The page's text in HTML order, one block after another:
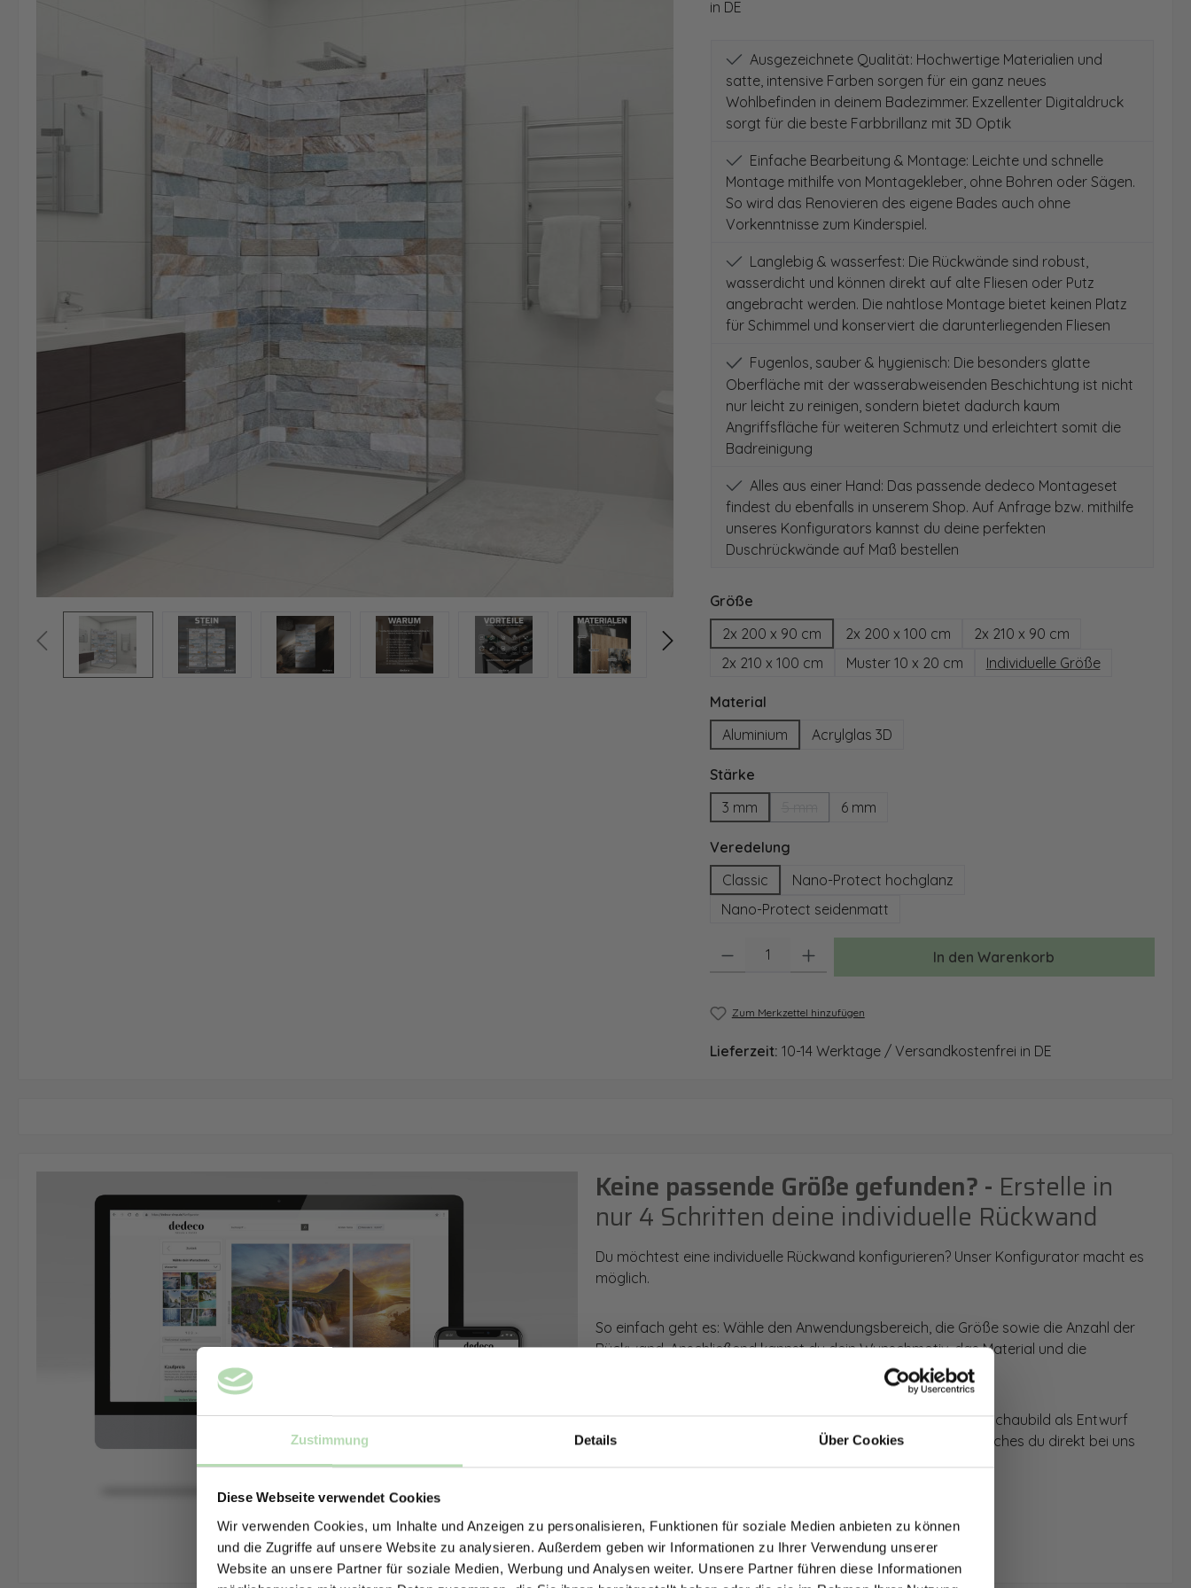
Zustimmung Details Über Cookies
Diese Webseite verwendet Cookies
Wir verwenden Cookies, um Inhalte und Anzeigen zu personalisieren, Funktionen für soziale Medien anbieten zu können
und die Zugriffe auf unsere Website zu analysieren. Außerdem geben wir Informationen zu Ihrer Verwendung unserer
Website an unsere Partner für soziale Medien, Werbung und Analysen weiter. Unsere Partner führen diese Informationen
in DE
Ausgezeichnete Qualität: Hochwertige Materialien und
satte, intensive Farben sorgen für ein ganz neues
Wohlbefinden in deinem Badezimmer. Exzellenter Digitaldruck
sorgt für die beste Farbbrillanz mit 3D Optik
Einfache Bearbeitung & Montage: Leichte und schnelle
Montage mithilfe von Montagekleber, ohne Bohren oder Sägen.
So wird das Renovieren des eigene Bades auch ohne
Vorkenntnisse zum Kinderspiel.
Langlebig & wasserfest: Die Rückwände sind robust,
wasserdicht und können direkt auf alte Fliesen oder Putz
angebracht werden. Die nahtlose Montage bietet keinen Platz
für Schimmel und konserviert die darunterliegenden Fliesen
Fugenlos, sauber & hygienisch: Die besonders glatte
Oberfläche mit der wasserabweisenden Beschichtung ist nicht
nur leicht zu reinigen, sondern bietet dadurch kaum
Angriffsfläche für weiteren Schmutz und erleichtert somit die
Badreinigung
Alles aus einer Hand: Das passende dedeco Montageset
findest du ebenfalls in unserem Shop. Auf Anfrage bzw. mithilfe
unseres Konfigurators kannst du deine perfekten
Duschrückwände auf Maß bestellen
Größeauswählen
2x 200 x 90 cm
2x 200 x 100 cm
2x 210 x 90 cm
2x 210 x 100 cm
Muster 10 x 20 cm Individuelle Größe
Materialauswählen
Aluminium
Acrylglas 3D
Stärkeauswählen
3 mm
(Diese Option ist zurzeit nicht verfügbar.)
6 mm
Veredelungauswählen
Classic
Nano-Protect hochglanz
Nano-Protect seidenmatt
Produkt Anzahl: Gib den gewünschten Wert ein oder benutze die Schaltflächen
In den Warenkorb
Zum Merkzettel hinzufügen
Lieferzeit: 10-14 Werktage / Versandkostenfrei in DE
Keine passende Größe gefunden? - Erstelle in
nur 4 Schritten deine individuelle Rückwand
Du möchtest eine individuelle Rückwand konfigurieren? Unser Konfigurator macht es
möglich.
So einfach geht es: Wähle den Anwendungsbereich, die Größe sowie die Anzahl der
Rückwand. Anschließend kannst du dein Wunschmotiv, das Material und die
Mithilfe unseres Konfigurators werden dir die Rückwände im Schaubild als Entwurf
dargestellt. Parallel erhältst du dein individuelles Angebot, welches du direkt bei uns
bestellen kannst.
Zum Konfigurator
Jetzt zum Newsletter anmelden.